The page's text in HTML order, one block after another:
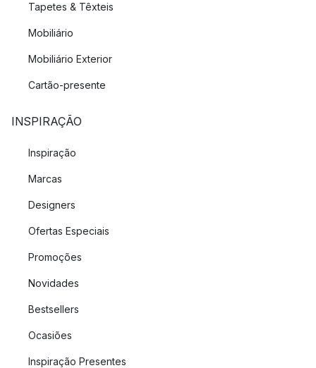
Tapetes & Têxteis
Mobiliário
Mobiliário Exterior
Cartão-presente
INSPIRAÇÃO
Inspiração
Marcas
Designers
Ofertas Especiais
Promoções
Novidades
Bestsellers
Ocasiões
Inspiração Presentes